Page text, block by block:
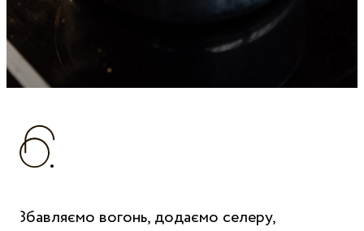
Збавляємо вогонь, додаємо селеру,